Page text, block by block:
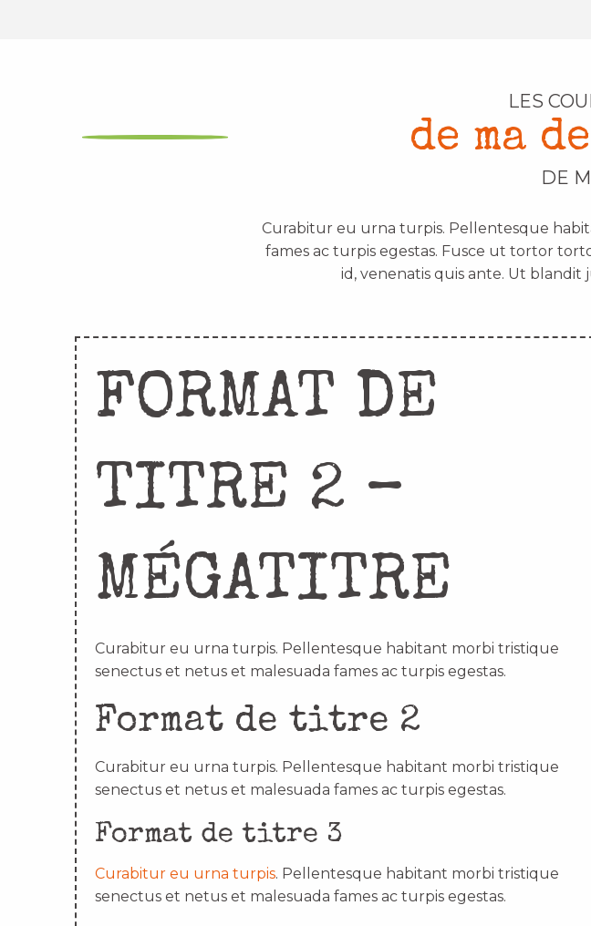
LES
de ma
DE
Curabitur eu urna turpis. Pellentesque
fames ac turpis egestas. Fusce ut tortor
id, venenatis quis ante. Ut blandit
FORMAT DE
TITRE 2 –
MÉGATITRE
Curabitur eu urna turpis. Pellentesque habitant morbi tristique
senectus et netus et malesuada fames ac turpis egestas.
Format de titre 2
Curabitur eu urna turpis. Pellentesque habitant morbi tristique
senectus et netus et malesuada fames ac turpis egestas.
Format de titre 3
Curabitur eu urna turpis. Pellentesque habitant morbi tristique
senectus et netus et malesuada fames ac turpis egestas.